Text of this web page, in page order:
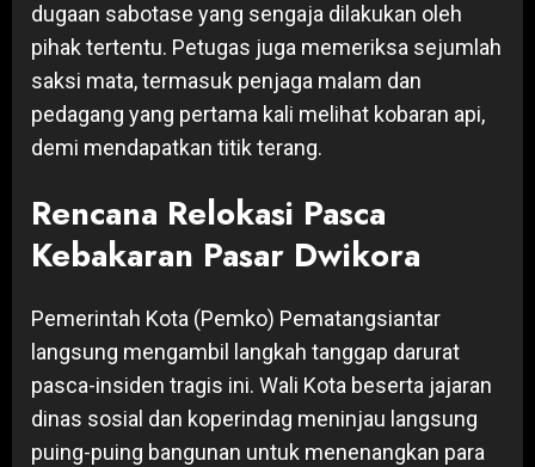
dugaan sabotase yang sengaja dilakukan oleh
pihak tertentu. Petugas juga memeriksa sejumlah
saksi mata, termasuk penjaga malam dan
pedagang yang pertama kali melihat kobaran api,
demi mendapatkan titik terang.
Rencana Relokasi Pasca
Kebakaran Pasar Dwikora
Pemerintah Kota (Pemko) Pematangsiantar
langsung mengambil langkah tanggap darurat
pasca-insiden tragis ini. Wali Kota beserta jajaran
dinas sosial dan koperindag meninjau langsung
puing-puing bangunan untuk menenangkan para